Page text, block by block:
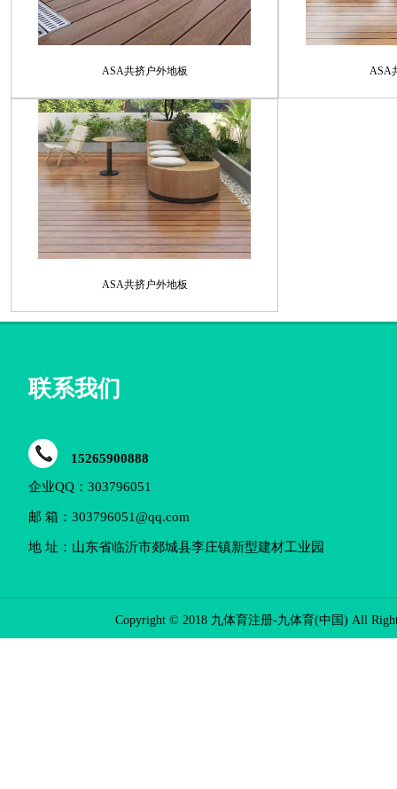
ASA共挤户外地板 ASA
ASA共挤户外地板
联系我们
15265900888
企业QQ：303796051
邮 箱：303796051@qq.com
地 址：山东省临沂市郯城县李庄镇新型建材工业园
Copyright © 2018 九体育注册-九体育(中国) All